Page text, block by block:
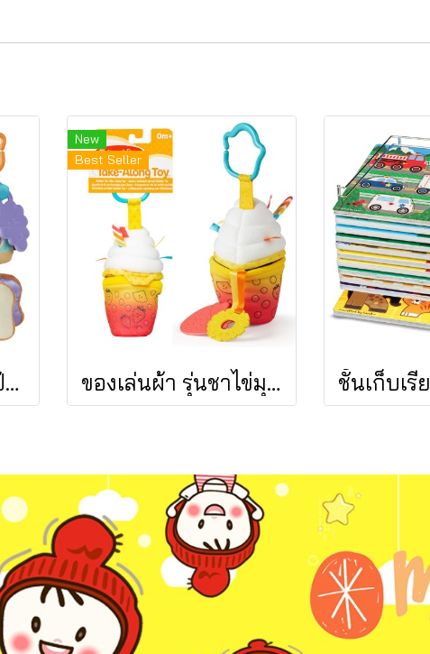
ของเล่นผ้า รุ่นขนมปังเนยถั่ว เขย่ามีเสียง PB&J Take Along Toy รุ่น 30742 ยี่ห้อ Melissa & Doug
New
Best Seller
ของเล่นผ้า รุ่นชาไข่มุก เขย่ามีเสียง Bubble Tea Take Along Toy รุ่น 30744 ยี่ห้อ Melissa & Doug